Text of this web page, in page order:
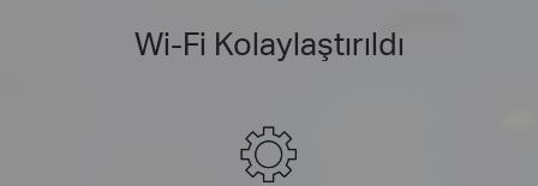
Wi-Fi Kolaylaştırıldı